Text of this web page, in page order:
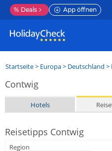
% Deals App öffnen
Startseite> Europa> Deutschland >
Contwig
Hotels
Reisetipps Contwig
Region